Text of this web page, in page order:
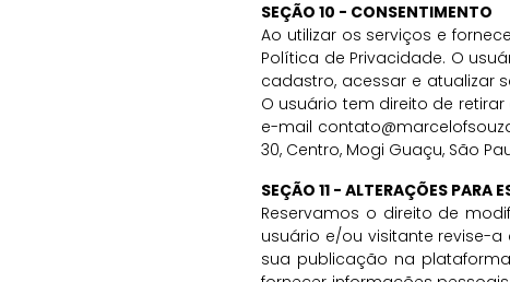
SEÇÃO 10 - CONSENTIMENTO
Ao utilizar os serviços e
Política de Privacidade. O
cadastro, acessar e atualizar
O usuário tem direito de
e-mail
30, Centro, Mogi Guaçu, São
SEÇÃO 11 - ALTERAÇÕES PARA
Reservamos o direito de
usuário e/ou visitante revise-
sua publicação na